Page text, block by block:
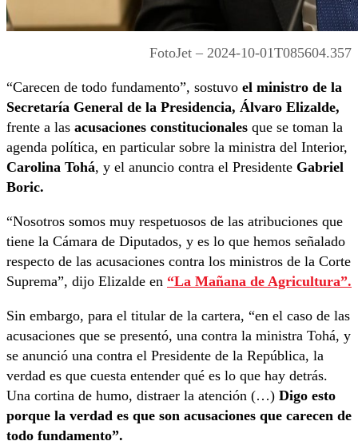
FotoJet – 2024-10-01T085604.357
“Carecen de todo fundamento”, sostuvo el ministro de la
Secretaría General de la Presidencia, Álvaro Elizalde,
frente a las acusaciones constitucionales que se toman la
agenda política, en particular sobre la ministra del Interior,
Carolina Tohá, y el anuncio contra el Presidente Gabriel
Boric.
“Nosotros somos muy respetuosos de las atribuciones que
tiene la Cámara de Diputados, y es lo que hemos señalado
respecto de las acusaciones contra los ministros de la Corte
Suprema”, dijo Elizalde en “La Mañana de Agricultura”.
Sin embargo, para el titular de la cartera, “en el caso de las
acusaciones que se presentó, una contra la ministra Tohá, y
se anunció una contra el Presidente de la República, la
verdad es que cuesta entender qué es lo que hay detrás.
Una cortina de humo, distraer la atención (…) Digo esto
porque la verdad es que son acusaciones que carecen de
todo fundamento”.